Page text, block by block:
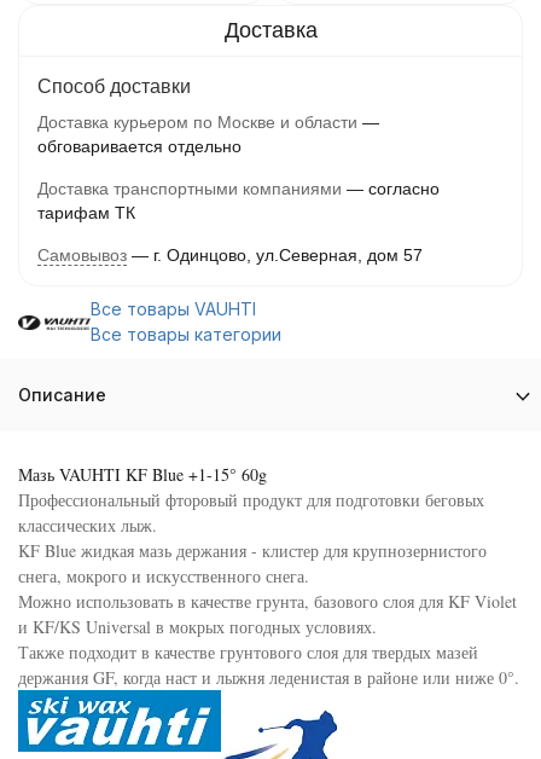
Способ доставки
Доставка курьером по Москве и области
обговаривается отдельно
Доставка транспортными компаниями
согласно
тарифам ТК
Самовывоз г. Одинцово, ул.Северная, дом 57
Все товары VAUHTI
Все товары категории
Описание
Мазь VAUHTI KF Blue +1-15° 60g
Профессиональный фторовый продукт для подготовки беговых
классических лыж.
KF Blue жидкая мазь держания - клистер для крупнозернистого
снега, мокрого и искусственного снега.
Можно использовать в качестве грунта, базового слоя для KF Violet
и KF/KS Universal в мокрых погодных условиях.
Также подходит в качестве грунтового слоя для твердых мазей
держания GF, когда наст и лыжня леденистая в районе или ниже 0°.